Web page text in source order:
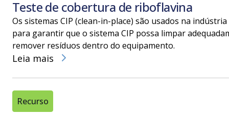
Teste de cobertura de riboflavina
Os sistemas CIP (clean-in-place) são usados na
para garantir que o sistema CIP possa limpar
remover resíduos dentro do equipamento.
Leia mais
Recurso